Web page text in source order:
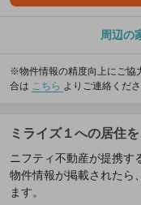
周辺の
※物件情報の精度向上にご協
合は こちら よりご連絡くださ
ミライズ１への居住
ニフティ不動産が提携す
物件情報が掲載されたら
ます。